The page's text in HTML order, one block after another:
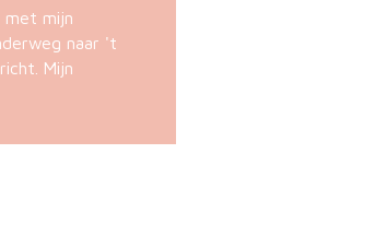
met mijn
naar 't
Mijn